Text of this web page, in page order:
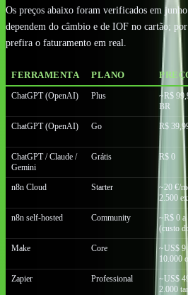
Os preços abaixo foram verificados em
dependem do câmbio e de IOF no cartão; por
prefira o faturamento em real.
FERRAMENTA PLANO
ChatGPT (OpenAI) Plus
~R$
BR
ChatGPT (OpenAI)
Go R$
ChatGPT / Claude /
Gemini
Grátis R$ 0
n8n Cloud
Starter
~20 €/
2.500
n8n self-hosted
Community
~R$ 0 a
(custo
Make
Core
~US$ 9
10.000
Zapier
Professional
~US$
2.000